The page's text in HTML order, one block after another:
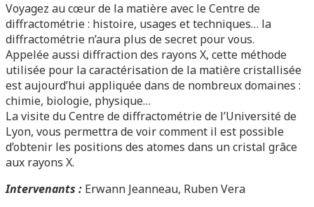
Voyagez au cœur de la matière avec le Centre de
diffractométrie : histoire, usages et techniques… la
diffractométrie n’aura plus de secret pour vous.
Appelée aussi diffraction des rayons X, cette méthode
utilisée pour la caractérisation de la matière cristallisée
est aujourd’hui appliquée dans de nombreux domaines :
chimie, biologie, physique…
La visite du Centre de diffractométrie de l’Université de
Lyon, vous permettra de voir comment il est possible
d’obtenir les positions des atomes dans un cristal grâce
aux rayons X.
Intervenants : Erwann Jeanneau, Ruben Vera